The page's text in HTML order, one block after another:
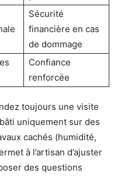
Sécurité
financière en cas
de dommage
Confiance
renforcée
toujours une visite
uniquement sur des
cachés (humidité,
à l’artisan d’ajuster
des questions